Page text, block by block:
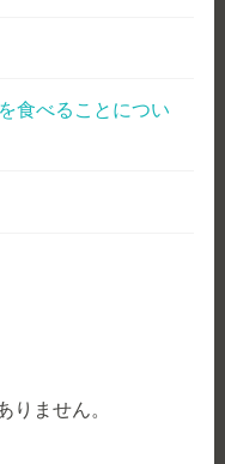
食べることについ
りません。